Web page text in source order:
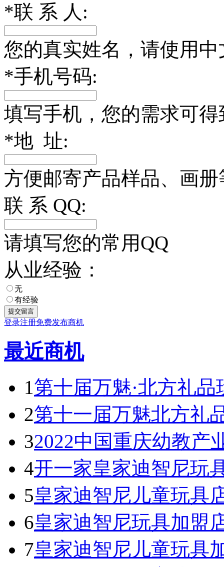
*联 系 人:
您的真实姓名，请使用中
*手机号码:
填写手机，您的需求可
*地 址:
方便邮寄产品样品、画
联 系 QQ:
请填写您的常用QQ
从业经验：
无
有经验
登录注册免费发布商机
最近商机
1第十届万魅·北方礼
2第十一届万魅北方礼
32022中国重庆幼教产
4开一家皇家迪智尼玩
5皇家迪智尼儿童玩具
6皇家迪智尼玩具加盟
7皇家迪智尼儿童玩具